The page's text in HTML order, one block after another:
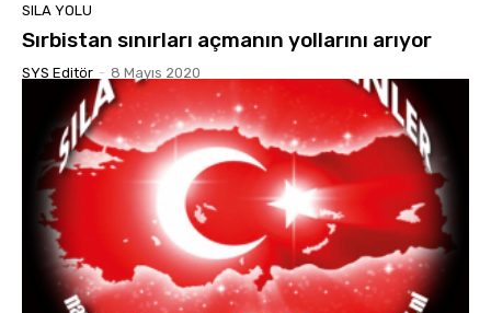
SILA YOLU
Sırbistan sınırları açmanın yollarını arıyor
SYS Editör - 8 Mayıs 2020